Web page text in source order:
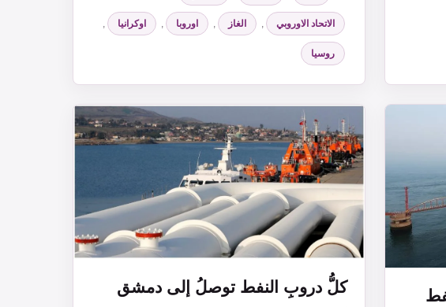
الاتحاد الاوروبي الغاز اوروبا اوكرانيا
روسيا
كلُّ دروبِ النفط توصلُ إلى دمشق